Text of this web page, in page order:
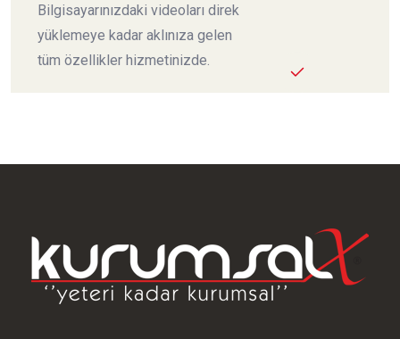
Bilgisayarınızdaki videoları direk
yüklemeye kadar aklınıza gelen
tüm özellikler hizmetinizde.